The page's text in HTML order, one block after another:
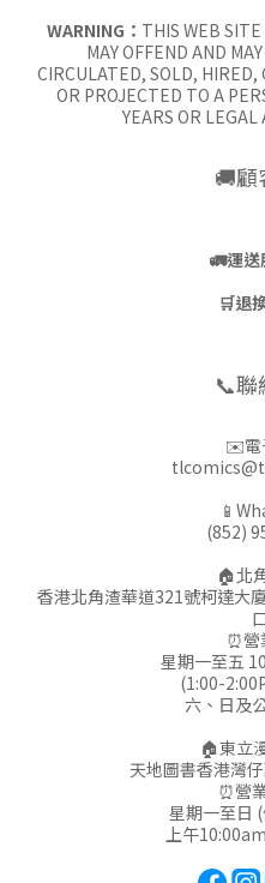
WARNING： THIS WEB
MAY OFFEND AND
CIRCULATED, SOLD, HIRED,
OR PROJECTED TO A
YEARS OR LEGAL
🚚顧
🚛運送
🛒退
📞聯
✉️電
(852)
🏠北
香港北角渣華道321號柯達大
⏰
星期一至五
(1:00-
六、日及
🏠東立
天地圖書香港灣
⏰營
星期一至日
上午